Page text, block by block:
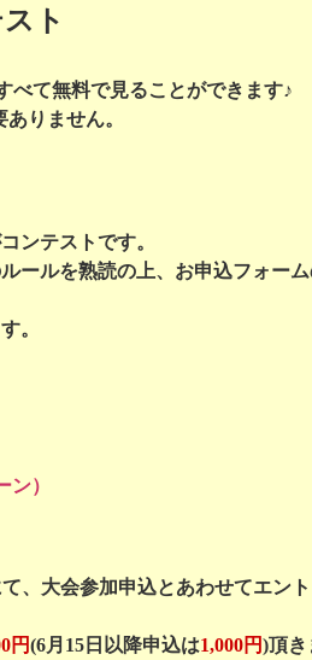
ト
べて無料で見ることができます♪
りません。
ンテストです。
ールを熟読の上、お申込フォー
。
）
、大会参加申込とあわせてエン
円(6月15日以降申込は1,000円)頂き